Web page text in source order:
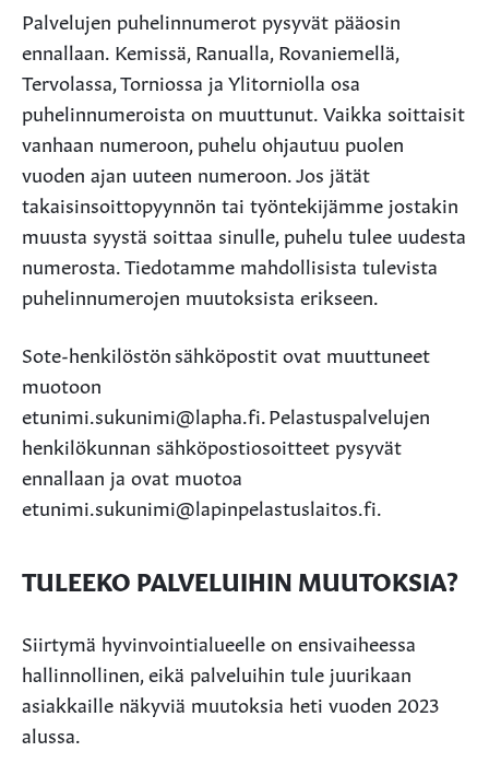
Palvelujen puhelinnumerot pysyvät pääosin
ennallaan. Kemissä, Ranualla, Rovaniemellä,
Tervolassa, Torniossa ja Ylitorniolla osa
puhelinnumeroista on muuttunut. Vaikka soittaisit
vanhaan numeroon, puhelu ohjautuu puolen
vuoden ajan uuteen numeroon. Jos jätät
takaisinsoittopyynnön tai työntekijämme jostakin
muusta syystä soittaa sinulle, puhelu tulee uudesta
numerosta. Tiedotamme mahdollisista tulevista
puhelinnumerojen muutoksista erikseen.
Sote-henkilöstön sähköpostit ovat muuttuneet
muotoon
etunimi.sukunimi@lapha.fi. Pelastuspalvelujen
henkilökunnan sähköpostiosoitteet pysyvät
ennallaan ja ovat muotoa
etunimi.sukunimi@lapinpelastuslaitos.fi.
TULEEKO PALVELUIHIN MUUTOKSIA?
Siirtymä hyvinvointialueelle on ensivaiheessa
hallinnollinen, eikä palveluihin tule juurikaan
asiakkaille näkyviä muutoksia heti vuoden 2023
alussa.